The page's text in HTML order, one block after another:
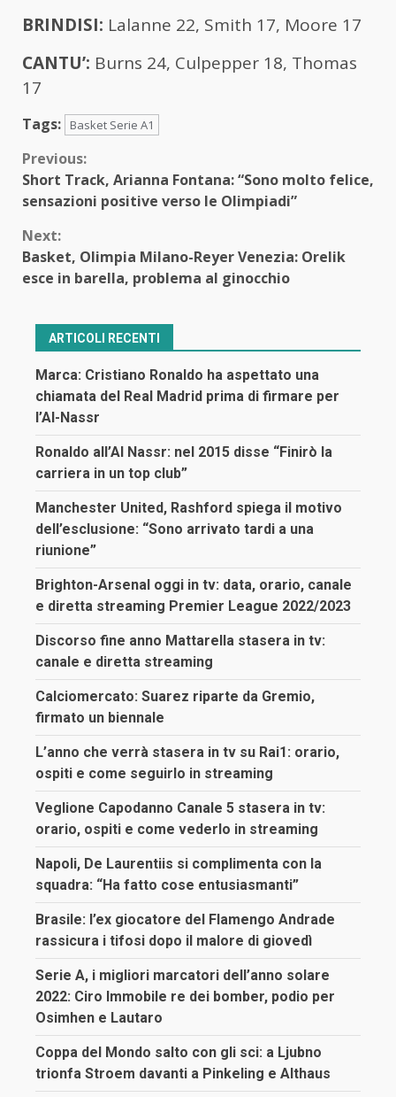
BRINDISI: Lalanne 22, Smith 17, Moore 17
CANTU’: Burns 24, Culpepper 18, Thomas
17
Tags: Basket Serie A1
Continue
Reading
Previous:
Short Track, Arianna Fontana: “Sono molto felice,
sensazioni positive verso le Olimpiadi”
Next:
Basket, Olimpia Milano-Reyer Venezia: Orelik
esce in barella, problema al ginocchio
ARTICOLI RECENTI
Marca: Cristiano Ronaldo ha aspettato una
chiamata del Real Madrid prima di firmare per
l’Al-Nassr
Ronaldo all’Al Nassr: nel 2015 disse “Finirò la
carriera in un top club”
Manchester United, Rashford spiega il motivo
dell’esclusione: “Sono arrivato tardi a una
riunione”
Brighton-Arsenal oggi in tv: data, orario, canale
e diretta streaming Premier League 2022/2023
Discorso fine anno Mattarella stasera in tv:
canale e diretta streaming
Calciomercato: Suarez riparte da Gremio,
firmato un biennale
L’anno che verrà stasera in tv su Rai1: orario,
ospiti e come seguirlo in streaming
Veglione Capodanno Canale 5 stasera in tv:
orario, ospiti e come vederlo in streaming
Napoli, De Laurentiis si complimenta con la
squadra: “Ha fatto cose entusiasmanti”
Brasile: l’ex giocatore del Flamengo Andrade
rassicura i tifosi dopo il malore di giovedì
Serie A, i migliori marcatori dell’anno solare
2022: Ciro Immobile re dei bomber, podio per
Osimhen e Lautaro
Coppa del Mondo salto con gli sci: a Ljubno
trionfa Stroem davanti a Pinkeling e Althaus